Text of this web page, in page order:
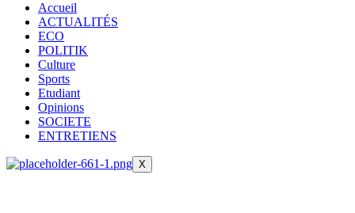
Accueil
ACTUALITÉS
ECO
POLITIK
Culture
Sports
Etudiant
Opinions
SOCIETE
ENTRETIENS
X